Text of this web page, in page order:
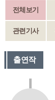
전체보기
관련기사
출연작